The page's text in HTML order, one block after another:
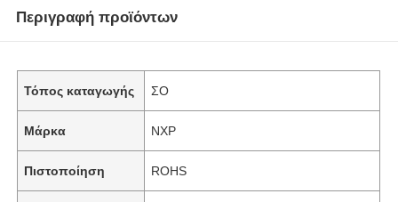
Περιγραφή προϊόντων
Τόπος καταγωγής ΣΟ
Μάρκα NXP
Πιστοποίηση ROHS